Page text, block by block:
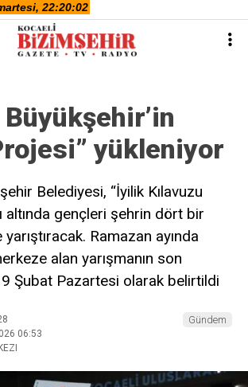
yükleniyor
Belediyesi, “İyilik Kılavuzu
altında gençleri şehrin dört bir
Ramazan ayında
alan yarışmanın son
Şubat Pazartesi olarak belirtildi
06:53
Gündem